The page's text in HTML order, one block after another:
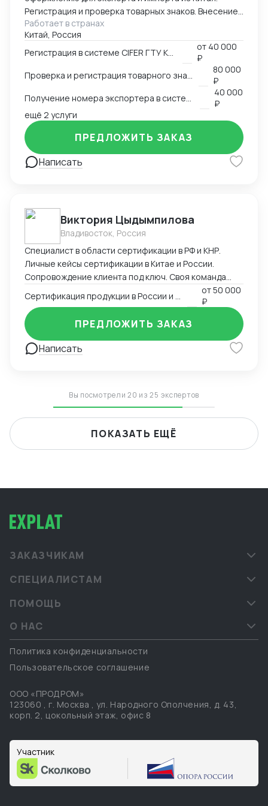
Регистрация и проверка товарных знаков. Внесение
в таможенный реестр товарных знаков.
Изготовление маркировки для пищевой продукции
для реализации в Китае. Получение номера
HS и CIQ кодов.
Работает в странах
Китай, Россия
от 40 000
₽
80 000
₽
40 000
₽
ещё 2 услуги
Написать
ПРЕДЛОЖИТЬ ЗАКАЗ
Виктория Цыдымпилова
Владивосток, Россия
Специалист в области сертификации в РФ и КНР.
Личные кейсы сертификации в Китае и России.
Сопровождение клиента под ключ. Своя команда
от50 000
₽
Написать
ПРЕДЛОЖИТЬ ЗАКАЗ
Вы посмотрели 20 из 25 экспертов
ПОКАЗАТЬ ЕЩЁ
ЗАКАЗЧИКАМ
СПЕЦИАЛИСТАМ
ПОМОЩЬ
О НАС
Политика конфиденциальности
Пользовательское соглашение
ООО «ПРОДРОМ»
123060 , г. Москва , ул. Народного Ополчения, д. 43,
корп. 2, цокольный этаж, офис 8
Участник